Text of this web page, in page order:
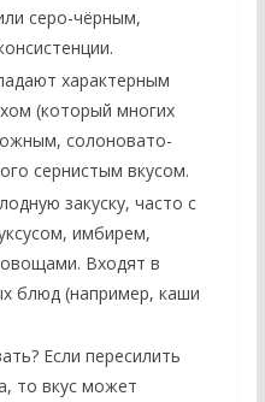
серо-чёрным,
характерным
(который многих
солоновато-
сернистым вкусом.
закуску, часто с
имбирем,
Входят в
блюд (например, каши
Если пересилить
то вкус может